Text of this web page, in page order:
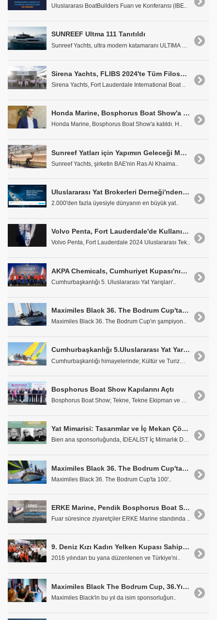
Uluslararası BoatBuilders Fuarı ve Konferansı (IBE..
SUNREEF Ultma 111 Tanıtıldı
Sirena Yachts, FLIBS 2024'te Tüm Filosuyla Boy Gösterdi
Sirena Yachts, Fort Lauderdale International Boat ..
Honda Marine, Bosphorus Boat Show'a Katıldı
Honda Marine, Bosphorus Boat Show'a katıldı. H..
Sunreef Yatları için Yapımın Geleceği Modern Robotik
Sunreef Yachts, şirketin BAE'nin Ras Al Khaima..
Uluslararası Yat Brokerleri Derneği'nden Yeni Platform 'yachtr.com'
2.000'den fazla üyesiyle dünyanın en büyük yat..
Volvo Penta, Fort Lauderdale'de Kullanıcı Dostu Çözümlerini Tanıttı
Volvo Penta, Fort Lauderdale 2024 Uluslararası Tek..
AKPA Chemicals, Cumhuriyet Kupası'nın Sahibi Oldu
Cumhurbaşkanlığı 5. Uluslararası Yat Yarışları'..
Maximiles Black 36. The Bodrum Cup'ta Şampiyonlar Belli Oldu
Maximiles Black 36. The Bodrum Cup'ın şampiyon..
Cumhurbaşkanlığı 5.Uluslararası Yat Yarışları Başladı
Bosphorus Boat Show Kapılarını Açtı
Bosphorus Boat Show; Tekne, Tekne Ekipman ve Akses..
Yat Mimarisi: Tasarımlar ve İç Mekan Çözümleri
Bien ana sponsorluğunda, İDEALİST İç Mimarlık Dern..
Maximiles Black 36. The Bodrum Cup'ta İlk Yarışın Startı Verildi
Maximiles Black 36. The Bodrum Cup'ta 100'..
ERKE Marine, Pendik Bosphorus Boat Show'da Kampanya Yapacak
Fuar süresince ziyaretçiler ERKE Marine standında ..
9. Deniz Kızı Kadın Yelken Kupası Sahiplerini Buldu
2016 yılından bu yana düzenlenen ve Türkiye'ni..
Maximiles Black The Bodrum Cup, 36.Yılında "Kazanmaya Yelken Aç" Temasıyla Başlıyor
Maximiles Black'in bu yıl da isim sponsorluğun..